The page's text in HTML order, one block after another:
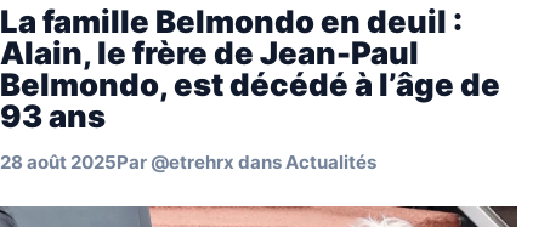
La famille Belmondo en deuil :
Alain, le frère de Jean-Paul
Belmondo, est décédé à l’âge de
93 ans
28 août 2025Par @etrehrx dansActualités